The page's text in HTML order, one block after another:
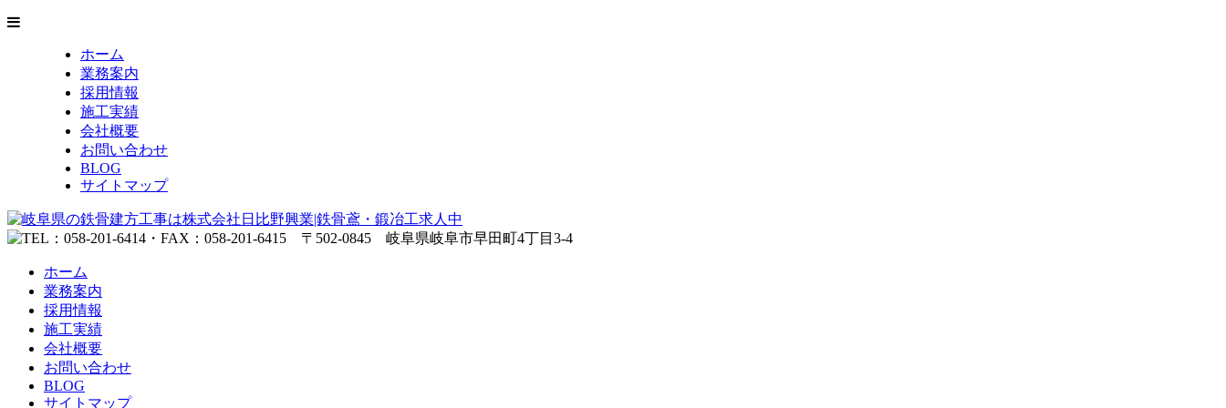
ホーム
業務案内
採用情報
施工実績
会社概要
お問い合わせ
BLOG
サイトマップ
ホーム
業務案内
採用情報
施工実績
会社概要
お問い合わせ
BLOG
サイトマップ